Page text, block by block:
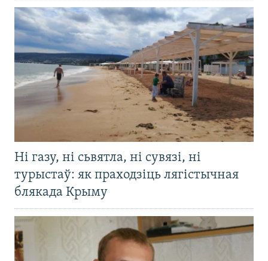
Ні газу, ні сьвятла, ні сувязі, ні
турыстаў: як праходзіць лягістычная
блякада Крыму